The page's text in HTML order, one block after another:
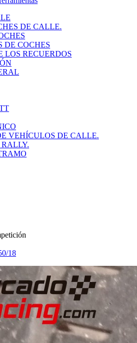
DE CALLE.
DE COCHES
RECUERDOS
VEHÍCULOS DE CALLE.
18